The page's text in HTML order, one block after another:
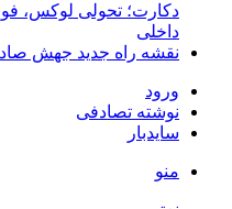
دکارت؛ تحولی لوکس،
داخلی
نقشه راه جدید جهش
ورود
نوشته تصادفی
سایدبار
منو